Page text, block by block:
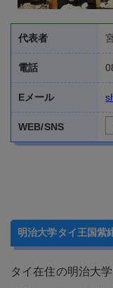
電話
Eメール
WEB/SNS
目的とした、海外